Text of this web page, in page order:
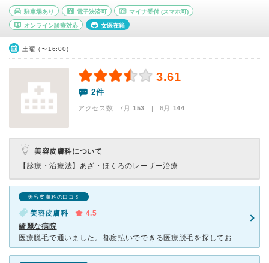
駐車場あり 電子決済可 マイナ受付 (スマホ可)
オンライン診療対応 女医在籍
土曜（〜16:00）
3.61
2件
アクセス数 7月:153 | 6月:144
美容皮膚科について
【診療・治療法】 あざ・ほくろのレーザー治療
美容皮膚科の口コミ
美容皮膚科
4.5
綺麗な病院
医療脱毛で通いました。都度払いでできる医療脱毛を探しており、ここの病院に辿りつきました。初回だけ電話で予約し説明を受けますが、2回目からはネットで予約ができてとてもよかったです。ただ、とても人気なので